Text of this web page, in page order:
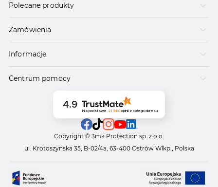
Polecane produkty
Zamówienia
Informacje
Centrum pomocy
4.9
Na podstawie 21 580opinii z całego okresu
Copyright © 3mk Protection sp. z o.o.
ul. Krotoszyńska 35, B-02/4a, 63-400 Ostrów Wlkp., Polska